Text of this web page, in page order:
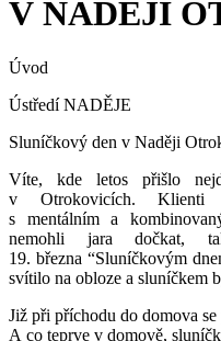
V NADĚJI
Úvod
Ústředí NADĚJE
Sluníčkový den v Naději
Víte, kde letos přišlo
v Otrokovicích.
s mentálním a
nemohli jara
19. března “Sluníčkovým
svítilo na obloze a sluníčkem
Již při příchodu do domova
A co teprve v domově,